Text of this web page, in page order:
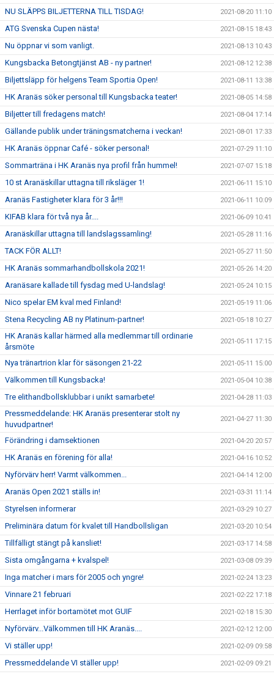
NU SLÄPPS BILJETTERNA TILL TISDAG! 2021-08-20 11:10
ATG Svenska Cupen nästa! 2021-08-15 18:43
Nu öppnar vi som vanligt. 2021-08-13 10:43
Kungsbacka Betongtjänst AB - ny partner! 2021-08-12 12:38
Biljettsläpp för helgens Team Sportia Open! 2021-08-11 13:38
HK Aranäs söker personal till Kungsbacka teater! 2021-08-05 14:58
Biljetter till fredagens match! 2021-08-04 17:14
Gällande publik under träningsmatcherna i veckan! 2021-08-01 17:33
HK Aranäs öppnar Café - söker personal! 2021-07-29 11:10
Sommarträna i HK Aranäs nya profil från hummel! 2021-07-07 15:18
10 st Aranäskillar uttagna till riksläger 1! 2021-06-11 15:10
Aranäs Fastigheter klara för 3 år!!! 2021-06-11 10:09
KIFAB klara för två nya år.... 2021-06-09 10:41
Aranäskillar uttagna till landslagssamling! 2021-05-28 11:16
TACK FÖR ALLT! 2021-05-27 11:50
HK Aranäs sommarhandbollskola 2021! 2021-05-26 14:20
Aranäsare kallade till fysdag med U-landslag! 2021-05-24 10:15
Nico spelar EM kval med Finland! 2021-05-19 11:06
Stena Recycling AB ny Platinum-partner! 2021-05-18 10:27
HK Aranäs kallar härmed alla medlemmar till ordinarie
årsmöte
2021-05-11 17:15
Nya tränartrion klar för säsongen 21-22 2021-05-11 15:00
Välkommen till Kungsbacka! 2021-05-04 10:38
Tre elithandbollsklubbar i unikt samarbete! 2021-04-28 11:03
Pressmeddelande: HK Aranäs presenterar stolt ny
huvudpartner!
2021-04-27 11:30
Förändring i damsektionen 2021-04-20 20:57
HK Aranäs en förening för alla! 2021-04-16 10:52
Nyförvärv herr! Varmt välkommen... 2021-04-14 12:00
Aranäs Open 2021 ställs in! 2021-03-31 11:14
Styrelsen informerar 2021-03-29 10:27
Preliminära datum för kvalet till Handbollsligan 2021-03-20 10:54
Tillfälligt stängt på kansliet! 2021-03-17 14:58
Sista omgångarna + kvalspel! 2021-03-08 09:39
Inga matcher i mars för 2005 och yngre! 2021-02-24 13:23
Vinnare 21 februari 2021-02-22 17:18
Herrlaget inför bortamötet mot GUIF 2021-02-18 15:30
Nyförvärv...Välkommen till HK Aranäs.... 2021-02-12 12:00
Vi ställer upp! 2021-02-09 09:58
Pressmeddelande VI ställer upp! 2021-02-09 09:21